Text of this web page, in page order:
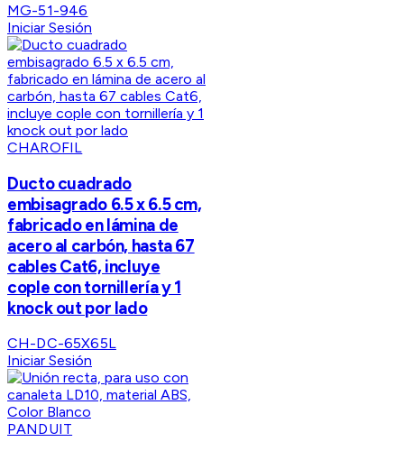
MG-51-946
Iniciar Sesión
CHAROFIL
Ducto cuadrado
embisagrado 6.5 x 6.5 cm,
fabricado en lámina de
acero al carbón, hasta 67
cables Cat6, incluye
cople con tornillería y 1
knock out por lado
CH-DC-65X65L
Iniciar Sesión
PANDUIT